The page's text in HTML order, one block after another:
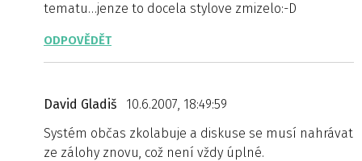
tematu…jenze to docela stylove zmizelo:-D
ODPOVĚDĚT
David Gladiš
10.6.2007, 18:49:59
Systém občas zkolabuje a diskuse se musí nahrávat
ze zálohy znovu, což není vždy úplné.